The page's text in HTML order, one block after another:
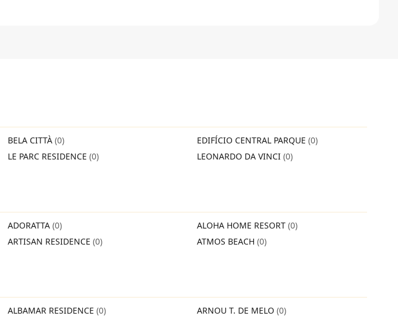
BELA CITTÀ (0) EDIFÍCIO CENTRAL PARQUE (0)
LE PARC RESIDENCE (0) LEONARDO DA VINCI (0)
ADORATTA (0) ALOHA HOME RESORT (0)
ARTISAN RESIDENCE (0) ATMOS BEACH (0)
ALBAMAR RESIDENCE (0) ARNOU T. DE MELO (0)